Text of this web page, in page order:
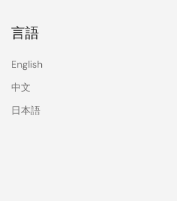
言語
English
中文
日本語